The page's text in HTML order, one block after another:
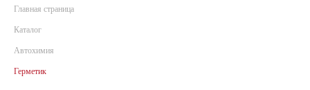
Главная страница
Каталог
Автохимия
Герметик